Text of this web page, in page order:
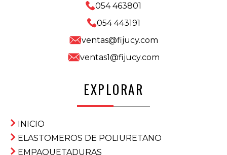
054 463801
054 443191
ventas@fijucy.com
ventas1@fijucy.com
EXPLORAR
INICIO
ELASTOMEROS DE POLIURETANO
EMPAQUETADURAS